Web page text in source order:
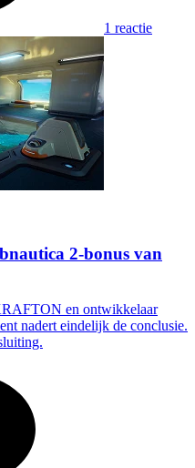
1 reactie
2-bonus van
en ontwikkelaar
nadert eindelijk de conclusie.